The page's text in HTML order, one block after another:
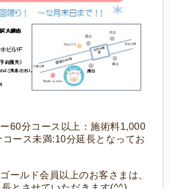
60分コース以上：施術料1,000
ース未満:10分延長となってお
ールド会員以上のお客さまは、